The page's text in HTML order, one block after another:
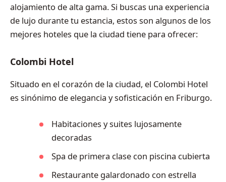
alojamiento de alta gama. Si buscas una experiencia
de lujo durante tu estancia, estos son algunos de los
mejores hoteles que la ciudad tiene para ofrecer:
Colombi Hotel
Situado en el corazón de la ciudad, el Colombi Hotel
es sinónimo de elegancia y sofisticación en Friburgo.
Habitaciones y suites lujosamente
decoradas
Spa de primera clase con piscina cubierta
Restaurante galardonado con estrella